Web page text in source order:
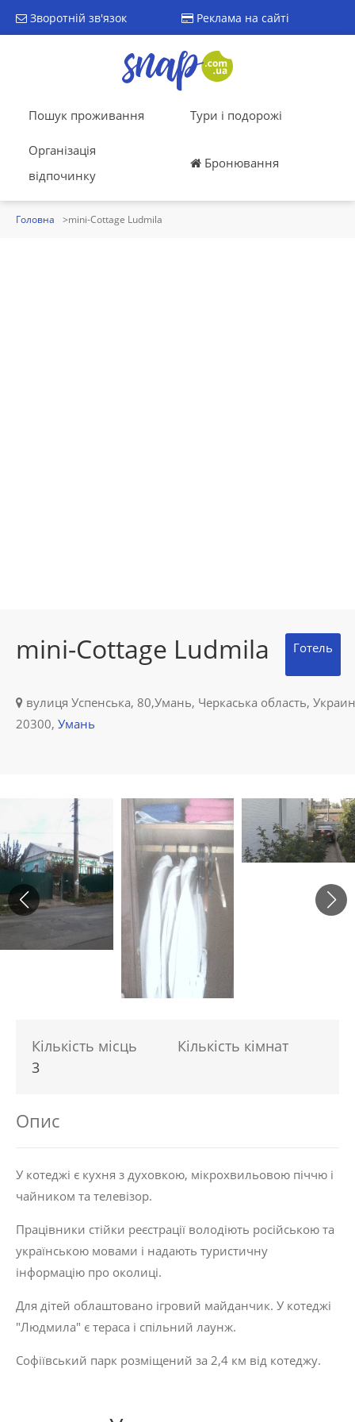
Зворотній зв'язок Реклама на сайті
Пошук проживання Тури і подорожі
Організація
відпочинку
Бронювання
Головна mini-Cottage Ludmila
mini-Cottage Ludmila Готель
вулиця Успенська, 80,Умань, Черкаська область,
20300, Умань
Кількість місць
3
Кількість кімнат
Опис
У котеджі є кухня з духовкою, мікрохвильовою піччю і
чайником та телевізор.
Працівники стійки реєстрації володіють російською та
українською мовами і надають туристичну
інформацію про околиці.
Для дітей облаштовано ігровий майданчик. У котеджі
"Людмила" є тераса і спільний лаунж.
Софіївський парк розміщений за 2,4 км від котеджу.